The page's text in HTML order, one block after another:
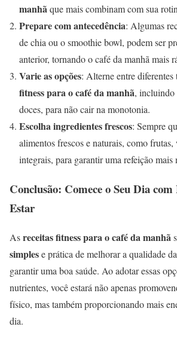
manhãque mais combinam com sua
Prepare com antecedência: Algumas
de chia ou o smoothie bowl, podem ser
anterior, tornando o café da manhã mais
Varie as opções: Alterne entre diferentes
fitness para o café da manhã, incluindo
doces, para não cair na monotonia.
Escolha ingredientes frescos: Sempre
alimentos frescos e naturais, como frutas,
integrais, para garantir uma refeição mais
Conclusão: Comece o Seu Dia
Estar
Asreceitas fitness para o café da manhã
simplese prática de melhorar a qualidade
garantir uma boa saúde. Ao adotar essas
nutrientes, você estará não apenas
físico, mas também proporcionando mais
dia.